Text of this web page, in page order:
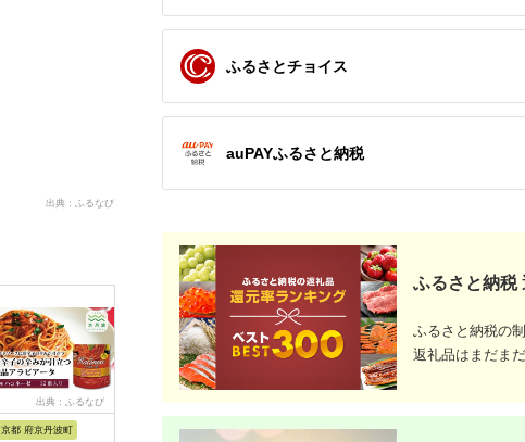
出典：ふるなび
出典：ふるなび
京都 府京丹波町
出典：ふるなび
大阪府 羽曳野市
出典：楽天ふるさと納
税
神奈川県 鎌倉市
出典：楽天ふるさ
ふるさとチョイス
auPAYふるさと納税
ふるさと納税
ふるさと納税の
返礼品はまだま